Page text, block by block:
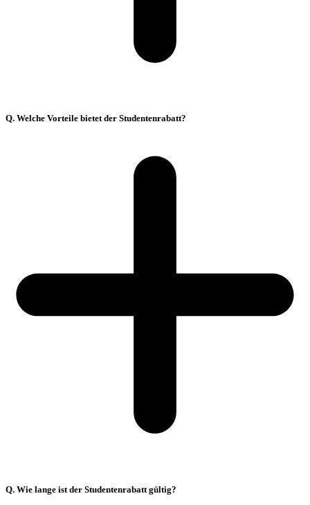
Q. Welche Vorteile bietet der Studentenrabatt?
Q. Wie lange ist der Studentenrabatt gültig?